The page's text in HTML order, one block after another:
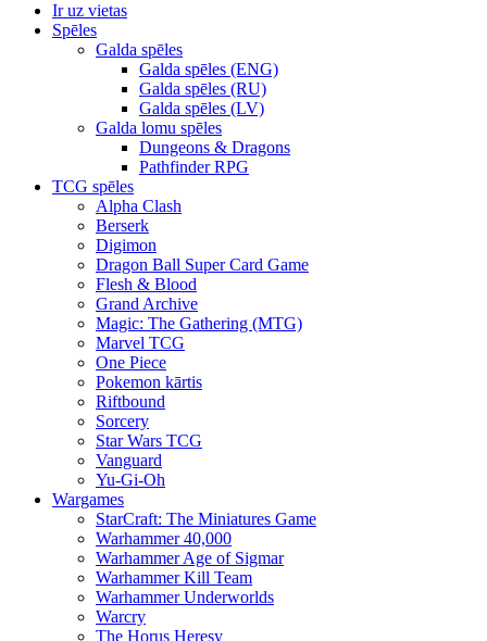
Ir uz vietas
Spēles
Galda spēles
Galda spēles (ENG)
Galda spēles (RU)
Galda spēles (LV)
Galda lomu spēles
Dungeons & Dragons
Pathfinder RPG
TCG spēles
Alpha Clash
Berserk
Digimon
Dragon Ball Super Card Game
Flesh & Blood
Grand Archive
Magic: The Gathering (MTG)
Marvel TCG
One Piece
Pokemon kārtis
Riftbound
Sorcery
Star Wars TCG
Vanguard
Yu-Gi-Oh
Wargames
StarCraft: The Miniatures Game
Warhammer 40,000
Warhammer Age of Sigmar
Warhammer Kill Team
Warhammer Underworlds
Warcry
The Horus Heresy